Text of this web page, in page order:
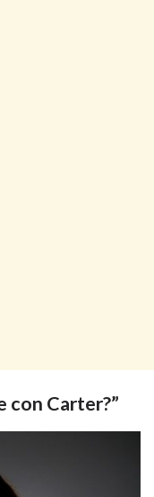
con Carter?”